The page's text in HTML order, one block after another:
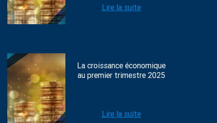
Lire la suite
La croissance économique
au premier trimestre 2025
Lire la suite